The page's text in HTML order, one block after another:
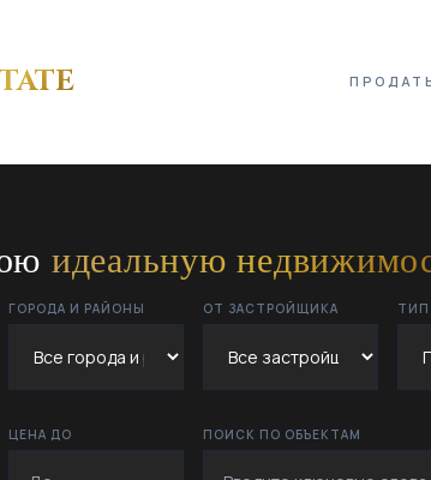
идеальную
ГОРОДА И РАЙОНЫ ОТ ЗАСТРОЙЩИКА
ЦЕНА ДО ПОИСК ПО ОБЪЕКТАМ